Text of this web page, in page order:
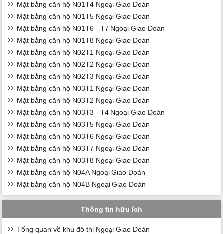
Mặt bằng căn hộ N01T4 Ngoại Giao Đoàn
Mặt bằng căn hộ N01T5 Ngoại Giao Đoàn
Mặt bằng căn hộ N01T6 - T7 Ngoại Giao Đoàn
Mặt bằng căn hộ N01T8 Ngoại Giao Đoàn
Mặt bằng căn hộ N02T1 Ngoại Giao Đoàn
Mặt bằng căn hộ N02T2 Ngoại Giao Đoàn
Mặt bằng căn hộ N02T3 Ngoại Giao Đoàn
Mặt bằng căn hộ N03T1 Ngoại Giao Đoàn
Mặt bằng căn hộ N03T2 Ngoại Giao Đoàn
Mặt bằng căn hộ N03T3 - T4 Ngoại Giao Đoàn
Mặt bằng căn hộ N03T5 Ngoại Giao Đoàn
Mặt bằng căn hộ N03T6 Ngoại Giao Đoàn
Mặt bằng căn hộ N03T7 Ngoại Giao Đoàn
Mặt bằng căn hộ N03T8 Ngoại Giao Đoàn
Mặt bằng căn hộ N04A Ngoại Giao Đoàn
Mặt bằng căn hộ N04B Ngoại Giao Đoàn
Thông tin hữu ích
Tổng quan về khu đô thị Ngoại Giao Đoàn